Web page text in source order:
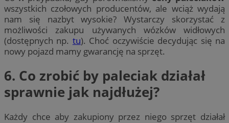
wszystkich czołowych producentów, ale wciąż wydają
nam się nazbyt wysokie? Wystarczy skorzystać z
możliwości zakupu używanych wózków widłowych
(dostępnych np. tu). Choć oczywiście decydując się na
nowy pojazd mamy gwarancję na sprzęt.
6. Co zrobić by paleciak działał
sprawnie jak najdłużej?
Każdy chce aby zakupiony przez niego sprzęt działał